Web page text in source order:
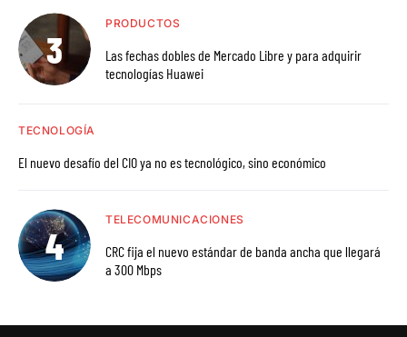
PRODUCTOS
Las fechas dobles de Mercado Libre y para adquirir
tecnologías Huawei
TECNOLOGÍA
El nuevo desafío del CIO ya no es tecnológico, sino económico
TELECOMUNICACIONES
CRC fija el nuevo estándar de banda ancha que llegará
a 300 Mbps